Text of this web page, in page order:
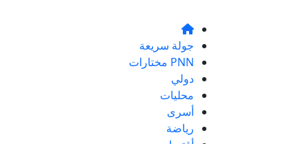
جولة سريعة
PNN مختارات
دولي
محليات
أسرى
رياضة